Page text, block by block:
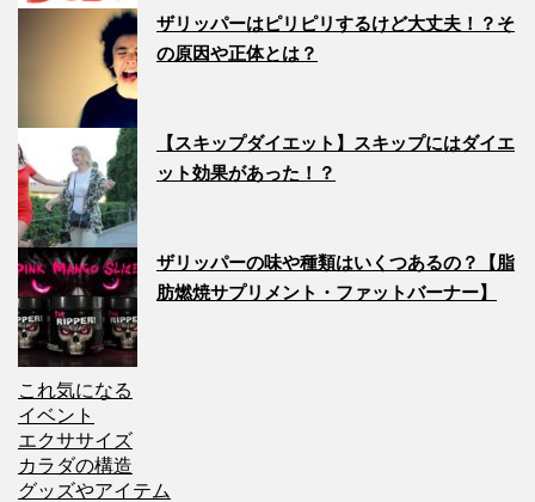
ザリッパーはピリピリするけど大丈夫！？そ
の原因や正体とは？
【スキップダイエット】スキップにはダイエ
ット効果があった！？
ザリッパーの味や種類はいくつあるの？【脂
肪燃焼サプリメント・ファットバーナー】
これ気になる
イベント
エクササイズ
カラダの構造
グッズやアイテム